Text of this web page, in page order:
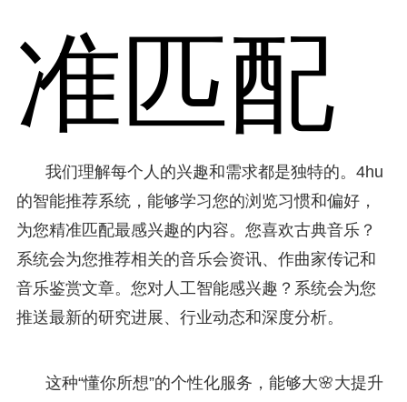
准匹配
我们理解每个人的兴趣和需求都是独特的。4hu
的智能推荐系统，能够学习您的浏览习惯和偏好，
为您精准匹配最感兴趣的内容。您喜欢古典音乐？
系统会为您推荐相关的音乐会资讯、作曲家传记和
音乐鉴赏文章。您对人工智能感兴趣？系统会为您
推送最新的研究进展、行业动态和深度分析。
这种“懂你所想”的个性化服务，能够大🌸大提升